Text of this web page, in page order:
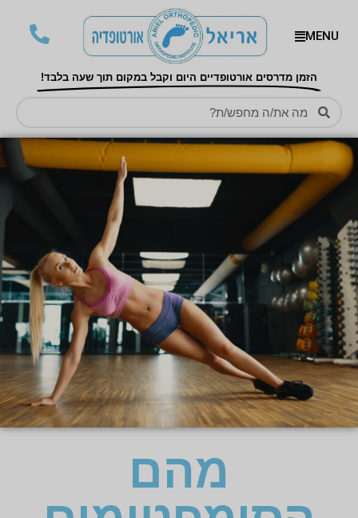
MENU
הזמן מדרסים אורטופדיים היום וקבל במקום תוך שעה בלבד!
מהם